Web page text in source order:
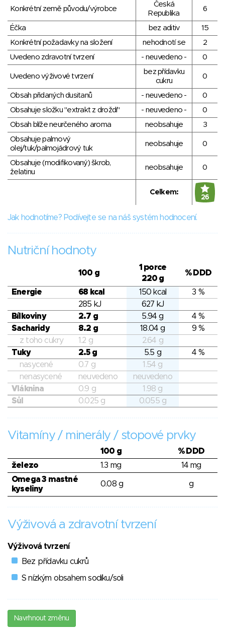
Konkrétní země původu/výrobce
Česká
Republika
6
Éčka bez aditiv
15
Konkrétní požadavky na složení
nehodnotí se
2
Uvedeno zdravotní tvrzení
- neuvedeno - 0
Uvedeno výživové tvrzení
bez přídavku
cukru
0
Obsah přidaných dusitanů - neuvedeno -
0
Obsahuje složku "extrakt z droždí"
- neuvedeno -
0
Obsah blíže neurčeného aroma
neobsahuje
3
Obsahuje palmový
olej/tuk/palmojádrový tuk
neobsahuje 0
Obsahuje (modifikovaný) škrob,
želatinu
neobsahuje 0
Celkem:
26
Jak hodnotíme? Podívejte se na náš systém hodnocení.
Nutriční hodnoty
100 g
1 porce
220 g
% DDD
Energie 68 kcal 150 kcal
3 %
285 kJ
627 kJ
Bílkoviny
2.7 g 5.94 g
4 %
Sacharidy
8.2 g 18.04 g
9 %
z toho cukry
1.2 g
2.64 g
Tuky
2.5 g 5.5 g
4 %
nasycené
0.7 g
1.54 g
nenasycené
neuvedeno
neuvedeno
Vláknina
0.9 g
1.98 g
Sůl
0.025 g 0.055 g
Vitamíny / minerály / stopové prvky
100 g
% DDD
železo
1.3 mg
14 mg
Omega 3 mastné
kyseliny
0.08 g g
Výživová a zdravotní tvrzení
Výživová tvrzení
Bez přídavku cukrů
S nízkým obsahem sodíku/soli
Navrhnout změnu